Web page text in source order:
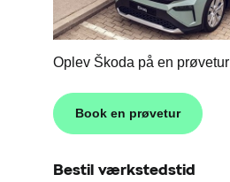
Oplev Škoda på en prøvetur
Book en prøvetur
Bestil værkstedstid